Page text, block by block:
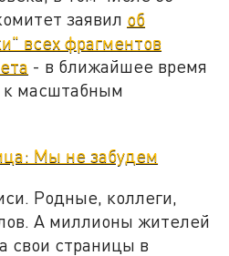
заявил об
всех фрагментов
- в ближайшее время
к масштабным
Мы не забудем
Родные, коллеги,
А миллионы жителей
свои страницы в